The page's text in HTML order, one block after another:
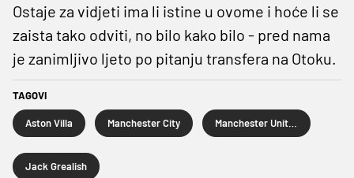
Ostaje za vidjeti ima li istine u ovome i hoće li se
zaista tako odviti, no bilo kako bilo - pred nama
je zanimljivo ljeto po pitanju transfera na Otoku.
TAGOVI
Aston Villa Manchester City
Jack Grealish